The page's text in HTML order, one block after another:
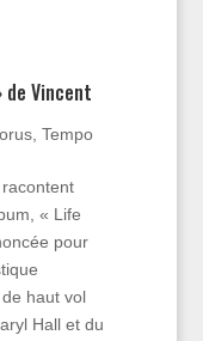
Vincent
,Tempo
« Life
pour
haut vol
Hall et du